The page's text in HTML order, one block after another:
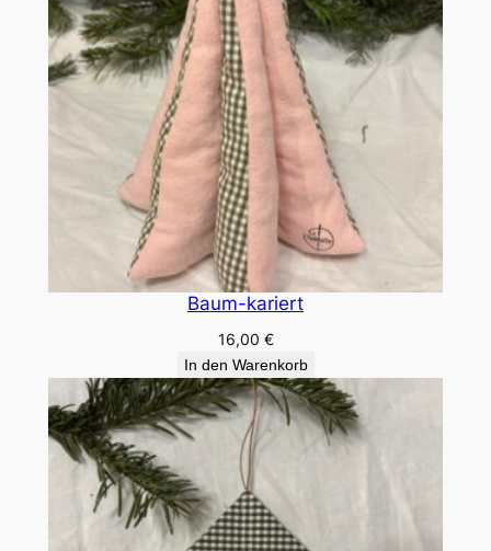
Baum-kariert
16,00 €
In den Warenkorb